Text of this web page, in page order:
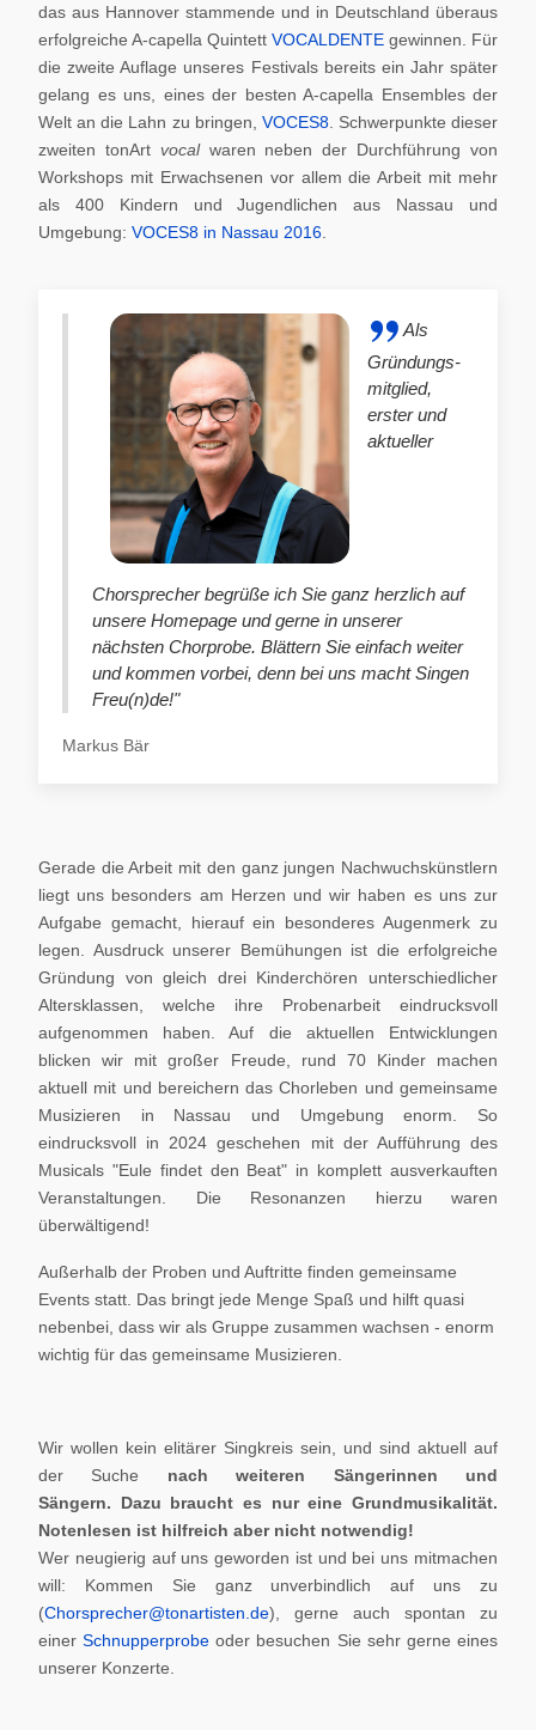
das aus Hannover stammende und in Deutschland überaus
erfolgreiche A-capella Quintett VOCALDENTE gewinnen. Für
die zweite Auflage unseres Festivals bereits ein Jahr später
gelang es uns, eines der besten A-capella Ensembles der
Welt an die Lahn zu bringen, VOCES8. Schwerpunkte dieser
zweiten tonArt vocalwaren neben der Durchführung von
Workshops mit Erwachsenen vor allem die Arbeit mit mehr
als 400 Kindern und Jugendlichen aus Nassau und
Umgebung: VOCES8 in Nassau 2016
Als
Gründungs-
mitglied,
erster und
aktueller
Chorsprecher begrüße ich Sie ganz herzlich auf
unsere Homepage und gerne in unserer
nächsten Chorprobe. Blättern Sie einfach weiter
und kommen vorbei, denn bei uns macht Singen
Freu(n)de!"
Markus Bär
Gerade die Arbeit mit den ganz jungen Nachwuchskünstlern
liegt uns besonders am Herzen und wir haben es uns zur
Aufgabe gemacht, hierauf ein besonderes Augenmerk zu
legen. Ausdruck unserer Bemühungen ist die erfolgreiche
Gründung von gleich drei Kinderchören unterschiedlicher
Altersklassen, welche ihre Probenarbeit eindrucksvoll
aufgenommen haben. Auf die aktuellen Entwicklungen
blicken wir mit großer Freude, rund 70 Kinder machen
aktuell mit und bereichern das Chorleben und gemeinsame
Musizieren in Nassau und Umgebung enorm. So
eindrucksvoll in 2024 geschehen mit der Aufführung des
Musicals "Eule findet den Beat" in komplett ausverkauften
Veranstaltungen. Die Resonanzen hierzu waren
überwältigend!
Außerhalb der Proben und Auftritte finden gemeinsame
Events statt. Das bringt jede Menge Spaß und hilft quasi
nebenbei, dass wir als Gruppe zusammen wachsen - enorm
wichtig für das gemeinsame Musizieren.
Wir wollen kein elitärer Singkreis sein, und sind aktuell auf
der Suche nach weiteren Sängerinnen und
Sängern. Dazu braucht es nur eine Grundmusikalität.
Notenlesen ist hilfreich aber nicht notwendig!
Wer neugierig auf uns geworden ist und bei uns mitmachen
will: Kommen Sie ganz unverbindlich auf uns zu
(Chorsprecher@tonartisten.de), gerne auch spontan zu
einerSchnupperprobe oder besuchen Sie sehr gerne eines
unserer Konzerte.